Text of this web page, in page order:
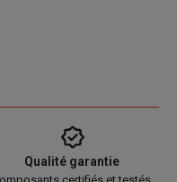
Qualité garantie